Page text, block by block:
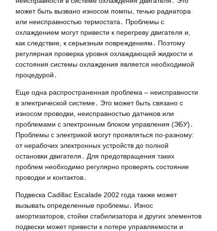
может быть вызвано износом помпы, течью радиатора
или неисправностью термостата․ Проблемы с
охлаждением могут привести к перегреву двигателя и,
как следствие, к серьезным повреждениям․ Поэтому
регулярная проверка уровня охлаждающей жидкости и
состояния системы охлаждения является необходимой
процедурой․
Еще одна распространенная проблема – неисправности
в электрической системе․ Это может быть связано с
износом проводки, неисправностью датчиков или
проблемами с электронным блоком управления (ЭБУ)․
Проблемы с электрикой могут проявляться по-разному:
от нерабочих электронных устройств до полной
остановки двигателя․ Для предотвращения таких
проблем необходимо регулярно проверять состояние
проводки и контактов․
Подвеска Cadillac Escalade 2002 года также может
вызывать определенные проблемы․ Износ
амортизаторов, стойки стабилизатора и других элементов
подвески может привести к потере управляемости и